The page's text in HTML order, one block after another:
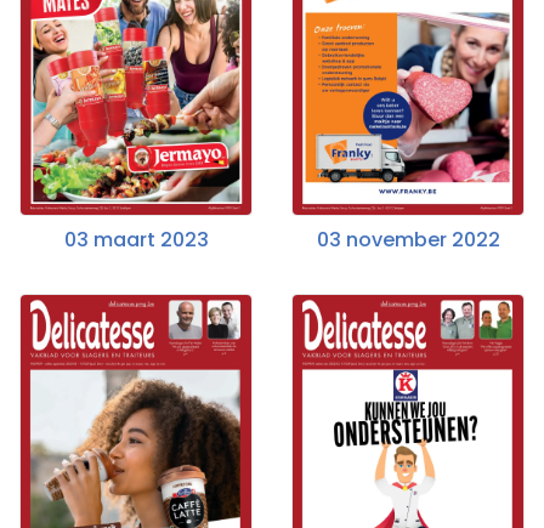
03 maart 2023 03 november 2022